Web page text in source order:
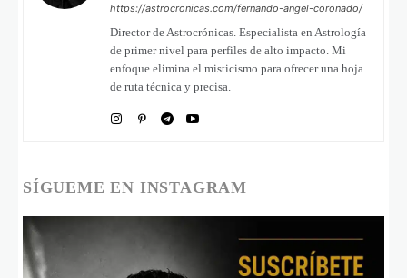
https://astrocronicas.com/fernando-angel-coronado/
Director de Astrocrónicas. Especialista en Astrología
de primer nivel para perfiles de alto impacto. Mi
enfoque elimina el misticismo para ofrecer una hoja
de ruta técnica y precisa.
SÍGUEME EN INSTAGRAM